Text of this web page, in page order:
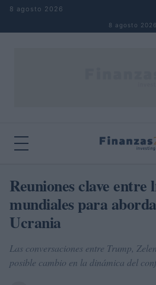
Saltar al contenido
8 agosto 2026
8 agosto 2026
Buscar
Reuniones clave entre
mundiales para
Ucrania
Las conversaciones entre Trump,
posible cambio en la dinámica del